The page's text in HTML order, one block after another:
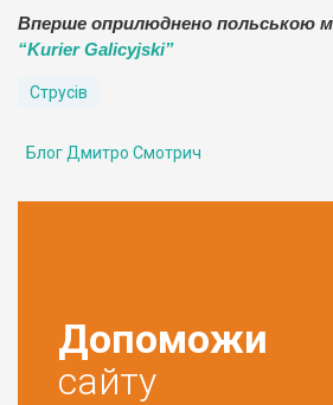
Вперше оприлюднено польською
“Kurier Galicyjski”
Струсів
Блог Дмитро Смотрич
Допоможи
сайту